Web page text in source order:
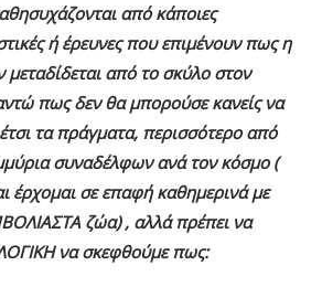
από κάποιες
ή έρευνες που επιμένουν πως η
από το σκύλο στον
πως δεν θα μπορούσε κανείς να
έτσι τα πράγματα, περισσότερο από
συναδέλφων ανά τον κόσμο (
έρχομαι σε επαφή καθημερινά με
ζώα) , αλλά πρέπει να
να σκεφθούμε πως: